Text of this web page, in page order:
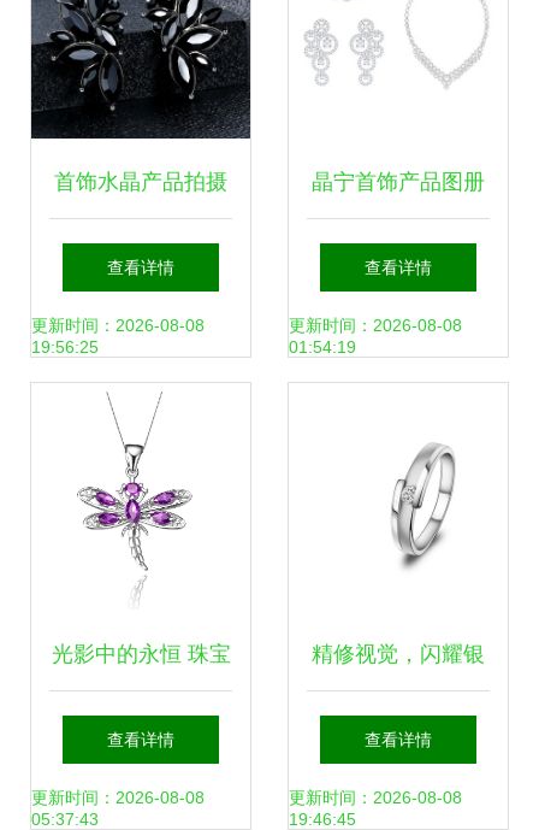
首饰水晶产品拍摄
与后期精修全攻略
查看详情
更新时间：2026-08-08
19:56:25
晶宁首饰产品图册
详情页
查看详情
更新时间：2026-08-08
01:54:19
光影中的永恒 珠宝
首饰修图的艺术与
匠心
查看详情
更新时间：2026-08-08
05:37:43
精修视觉，闪耀银
饰质感——淘宝天
猫京东旗舰店银饰
查看详情
更新时间：2026-08-08
19:46:45